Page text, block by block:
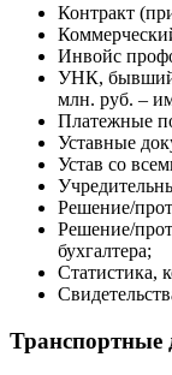
Контракт
Инвойс
УНК, бывший
млн. руб. –
Платежные
Уставные
Устав со
Решение/
Решение/
бухгалтера;
Статистика,
Транспортные